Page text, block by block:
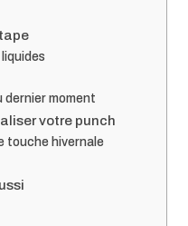
dernier moment
votre punch
touche hivernale